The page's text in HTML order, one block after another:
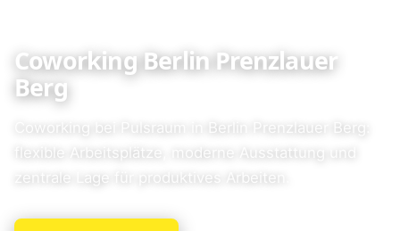
Coworking Berlin Prenzlauer
Berg
Coworking bei Pulsraum in Berlin Prenzlauer Berg:
flexible Arbeitsplätze, moderne Ausstattung und
zentrale Lage für produktives Arbeiten.